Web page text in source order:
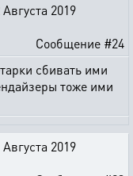
Августа 2019
Сообщение #24
сбивать ими
тоже ими
Августа 2019